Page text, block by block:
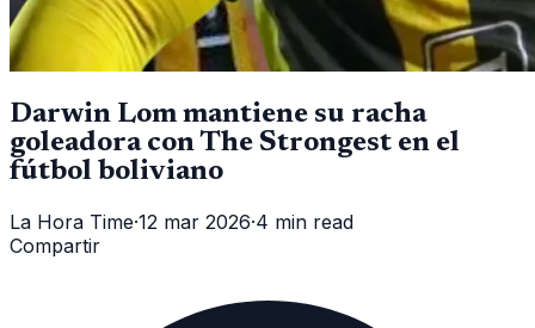
Darwin Lom mantiene su racha
goleadora con The Strongest en el
fútbol boliviano
La Hora Time·12 mar 2026·4 min read
Compartir